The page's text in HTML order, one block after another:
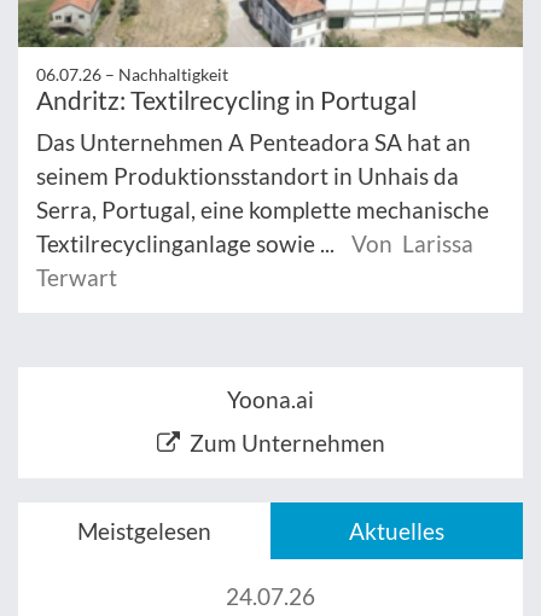
06.07.26 – Nachhaltigkeit
Andritz: Textilrecycling in Portugal
Das Unternehmen A Penteadora SA hat an
seinem Produktionsstandort in Unhais da
Serra, Portugal, eine komplette mechanische
Textilrecyclinganlage sowie ...
Von Larissa
Terwart
Yoona.ai
Zum Unternehmen
Meistgelesen Aktuelles
24.07.26